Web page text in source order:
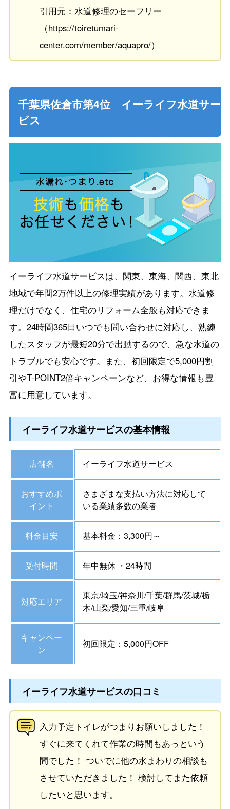
引用元：水道修理のセーフリー
（https://toiretumari-
center.com/member/aquapro/）
千葉県佐倉市第4位 イーライフ水道サー
ビス
イーライフ水道サービスは、関東、東海、関西、東北
地域で年間2万件以上の修理実績があります。水道修
理だけでなく、住宅のリフォーム全般も対応できま
す。24時間365日いつでも問い合わせに対応し、熟練
したスタッフが最短20分で出動するので、急な水道の
トラブルでも安心です。また、初回限定で5,000円割
引やT-POINT2倍キャンペーンなど、お得な情報も豊
富に用意しています。
イーライフ水道サービスの基本情報
店舗名 イーライフ水道サービス
おすすめポ
イント
さまざまな支払い方法に対応して
いる業績多数の業者
料金目安 基本料金：3,300円～
受付時間 年中無休 ・24時間
対応エリア
東京/埼玉/神奈川/千葉/群馬/茨城/栃
木/山梨/愛知/三重/岐阜
キャンペー
ン
初回限定：5,000円OFF
イーライフ水道サービスの口コミ
入力予定トイレがつまりお願いしました！
すぐに来てくれて作業の時間もあっという
間でした！ ついでに他の水まわりの相談も
させていただきました！ 検討してまた依頼
したいと思います。